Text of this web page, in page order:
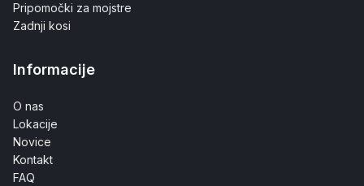
Pripomočki za mojstre
Zadnji kosi
Informacije
O nas
Lokacije
Novice
Kontakt
FAQ